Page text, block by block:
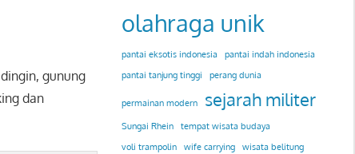
gunung
dan
olahraga unik
pantai eksotis indonesia
pantai indah indonesia
pantai tanjung tinggi
perang dunia
permainan modern sejarah militer
Sungai Rhein
tempat wisata budaya
voli trampolin
wife carrying wisata belitung